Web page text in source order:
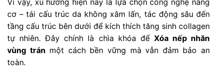
Vì vậy, xu hướng hiện nay là lựa chọn công nghệ nâng
cơ – tái cấu trúc da không xâm lấn, tác động sâu đến
tầng cấu trúc bên dưới để kích thích tăng sinh collagen
tự nhiên. Đây chính là chìa khóa để Xóa nếp nhăn
vùng trán một cách bền vững mà vẫn đảm bảo an
toàn.